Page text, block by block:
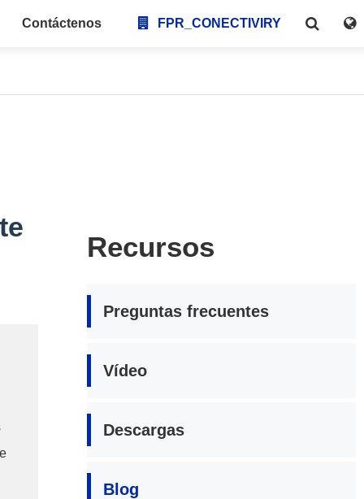
Contáctenos FPR_CONECTIVIRY
Recursos
Preguntas frecuentes
Vídeo
Descargas
Blog